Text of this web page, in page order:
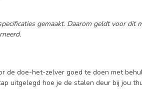
gemaakt. Daarom geldt voor dit
de doe-het-zelver goed te doen met
uitgelegd hoe je de stalen deur bij jou